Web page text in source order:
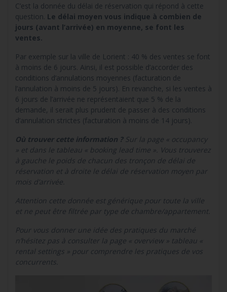
C’est la donnée du délai de réservation qui répond à cette
question. Le délai moyen vous indique à combien de
jours (avant l’arrivée) en moyenne, se font les
ventes.
Par exemple sur la ville de Lorient : 40 % des ventes se font
à moins de 6 jours. Ainsi, il est possible d’accorder des
conditions d’annulations moyennes (facturation de
l’annulation à moins de 5 jours). En revanche, si les ventes à
6 jours de l’arrivée ne représentaient que 5 % de la
demande, il serait plus prudent de passer à des conditions
d’annulation strictes (facturation à moins de 14 jours).
Où trouver cette information ? Sur la page « occupancy
» et dans le tableau « booking lead time ». Vous trouverez
à gauche le poids de chacun des tronçon de délai de
réservation et à droite le délai de réservation moyen par
mois d’arrivée.
Attention cette donnée est générique pour toute la ville
et ne peut être filtrée par type de chambre/appartement.
Pour vous donner une idée des pratiques du marché
n’hésitez pas à consulter la page « overview » tableau «
rental settings » pour comprendre les pratiques de vos
concurrents.